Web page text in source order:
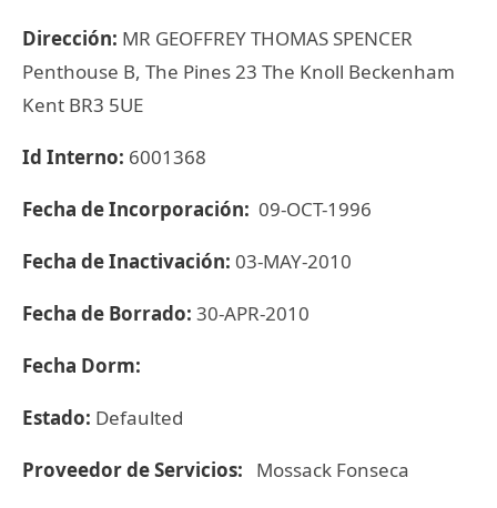
Dirección: MR GEOFFREY THOMAS SPENCER
Penthouse B, The Pines 23 The Knoll Beckenham
Kent BR3 5UE
Id Interno: 6001368
Fecha de Incorporación: 09-OCT-1996
Fecha de Inactivación: 03-MAY-2010
Fecha de Borrado: 30-APR-2010
Fecha Dorm:
Estado: Defaulted
Proveedor de Servicios: Mossack Fonseca